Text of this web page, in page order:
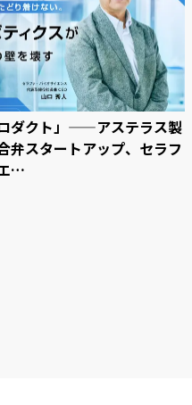
ロダクト」——アステラス製
弁スタートアップ、セラフ
…